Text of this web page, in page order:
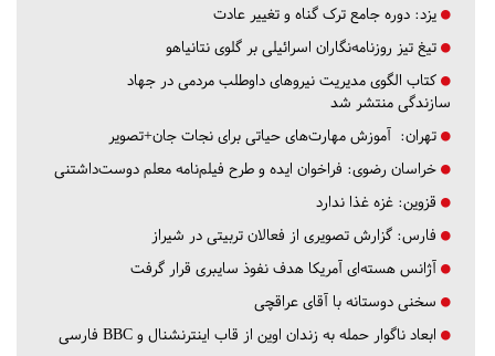
یزد: دوره جامع ترک گناه و تغییر عادت
تیغ تیز روزنامه‌نگاران اسرائیلی بر گلوی نتانیاهو
کتاب الگوی مدیریت نیروهای داوطلب مردمی در جهاد
سازندگی منتشر شد
تهران: آموزش مهارت‌های حیاتی برای نجات جان+تصویر
خراسان رضوی: فراخوان ایده و طرح فیلم‌نامه معلم دوست‌داشتنی
قزوین: غزه غذا ندارد
فارس: گزارش تصویری از فعالان تربیتی در شیراز
آژانس هسته‌ای آمریکا هدف نفوذ سایبری قرار گرفت
سخنی دوستانه با آقای عراقچی
ابعاد ناگوار حمله به زندان اوین از قاب اینترنشنال و BBC فارسی